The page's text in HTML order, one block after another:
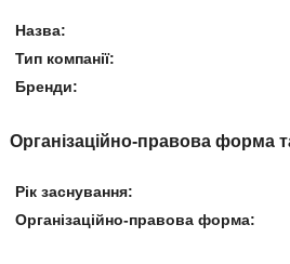
Назва:
Тип компанії:
Бренди:
Організаційно-правова форма
Рік заснування:
Організаційно-правова форма: